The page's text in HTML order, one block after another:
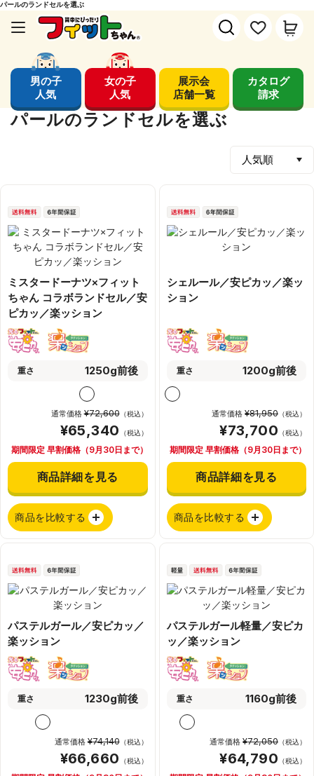
パールのランドセルを選ぶ
男の子
人気
女の子
人気
展示会
店舗一覧
カタログ
請求
パールのランドセルを選ぶ
ミスタードーナツ×フィット
ちゃん コラボランドセル／安
ピカッ／楽ッション
重さ 1250g前後
通常価格¥72,600（税込）
¥65,340 （税込）
期間限定 早割価格（9月30日まで）
商品詳細を見る
商品を比較する
シェルール／安ピカッ／楽ッ
ション
重さ 1200g前後
通常価格 ¥81,950 （税込）
¥73,700 （税込）
期間限定 早割価格（9月30日まで）
商品詳細を見る
商品を比較する
パステルガール／安ピカッ／
楽ッション
重さ 1230g前後
通常価格¥74,140（税込）
¥66,660 （税込）
パステルガール軽量／安ピカ
ッ／楽ッション
重さ 1160g前後
通常価格 ¥72,050 （税込）
¥64,790 （税込）